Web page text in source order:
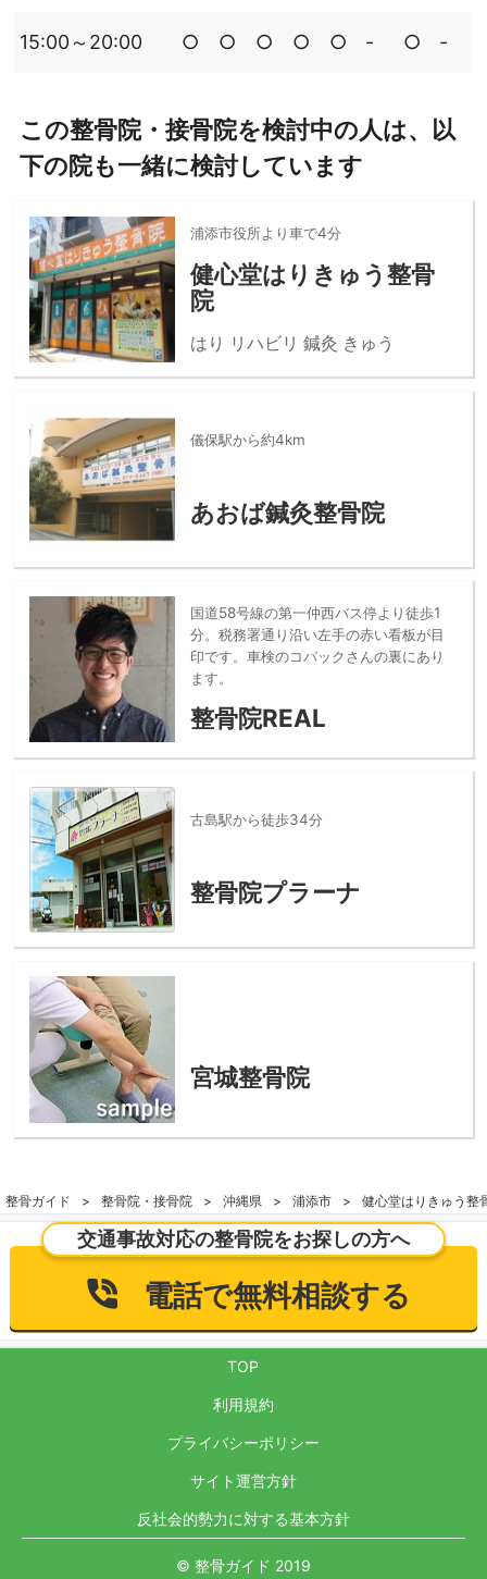
15:00～20:00 ○ ○ ○ ○ ○ ‐ ○ ‐
この整骨院・接骨院を検討中の人は、以
下の院も一緒に検討しています
浦添市役所より車で4分
健心堂はりきゅう整骨
院
はり リハビリ 鍼灸 きゅう
儀保駅から約4km
あおば鍼灸整骨院
国道58号線の第一仲西バス停より徒歩1
分。税務署通り沿い左手の赤い看板が目
印です。車検のコバックさんの裏にあり
ます。
整骨院REAL
古島駅から徒歩34分
整骨院プラーナ
宮城整骨院
整骨ガイド 整骨院・接骨院 沖縄県 浦添市 健心堂はりきゅう整
交通事故対応の整骨院をお探しの方へ
電話で無料相談する
TOP
利用規約
プライバシーポリシー
サイト運営方針
反社会的勢力に対する基本方針
© 整骨ガイド 2019